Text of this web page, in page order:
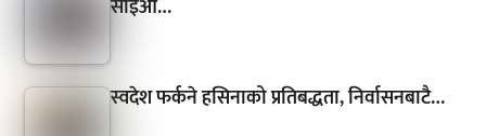
सीईओ…
स्वदेश फर्कने हसिनाको प्रतिबद्धता, निर्वासनबाटै…